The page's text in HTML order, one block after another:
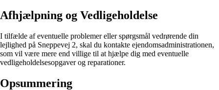
Afhjælpning og Vedligeholdelse
I tilfælde af eventuelle problemer eller spørgsmål vedrørende din
lejlighed på Sneppevej 2, skal du kontakte ejendomsadministrationen,
som vil være mere end villige til at hjælpe dig med eventuelle
vedligeholdelsesopgaver og reparationer.
Opsummering